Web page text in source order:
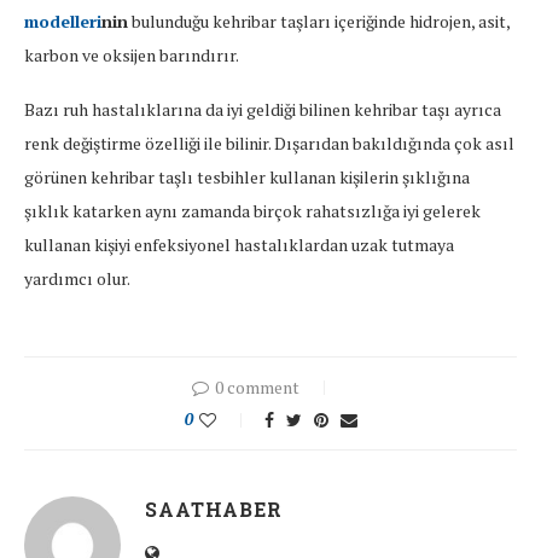
modellerininbulunduğu kehribar taşları içeriğinde hidrojen, asit,
karbon ve oksijen barındırır.
Bazı ruh hastalıklarına da iyi geldiği bilinen kehribar taşı ayrıca
renk değiştirme özelliği ile bilinir. Dışarıdan bakıldığında çok asıl
görünen kehribar taşlı tesbihler kullanan kişilerin şıklığına
şıklık katarken aynı zamanda birçok rahatsızlığa iyi gelerek
kullanan kişiyi enfeksiyonel hastalıklardan uzak tutmaya
yardımcı olur.
0 comment
0
SAATHABER